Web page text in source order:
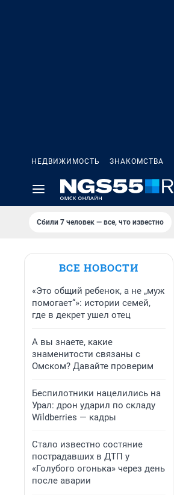
НЕДВИЖИМОСТЬ ЗНАКОМСТВА
Сбили 7 человек — все, что известно
ВСЕ НОВОСТИ
«Это общий ребенок, а не „муж
помогает“»: истории семей,
где в декрет ушел отец
А вы знаете, какие
знаменитости связаны с
Омском? Давайте проверим
Беспилотники нацелились на
Урал: дрон ударил по складу
Wildberries — кадры
Стало известно состяние
пострадавших в ДТП у
«Голубого огонька» через день
после аварии